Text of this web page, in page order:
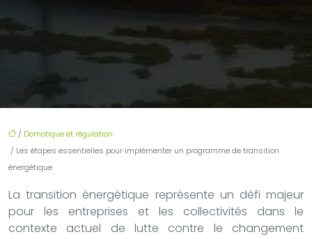
/ Domotique et régulation
/ Les étapes essentielles pour implémenter un programme de transition
énergétique
La transition énergétique représente un défi majeur
pour les entreprises et les collectivités dans le
contexte actuel de lutte contre le changement